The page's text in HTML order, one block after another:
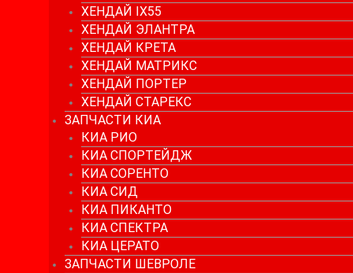
ХЕНДАЙ IX55
ХЕНДАЙ ЭЛАНТРА
ХЕНДАЙ КРЕТА
ХЕНДАЙ МАТРИКС
ХЕНДАЙ ПОРТЕР
ХЕНДАЙ СТАРЕКС
ЗАПЧАСТИ КИА
КИА РИО
КИА СПОРТЕЙДЖ
КИА СОРЕНТО
КИА СИД
КИА ПИКАНТО
КИА СПЕКТРА
КИА ЦЕРАТО
ЗАПЧАСТИ ШЕВРОЛЕ